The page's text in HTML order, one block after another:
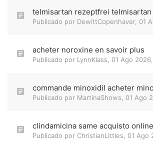
telmisartan rezeptfrei telmisartan
Publicado por DewittCopenhaver, 01
acheter noroxine en savoir plus
Publicado por LynnKlass 01 Ago
commande minoxidil acheter
Publicado por MartinaShows 01 Ago
clindamicina same acquisto
Publicado por ChristianLittles 01 Ago